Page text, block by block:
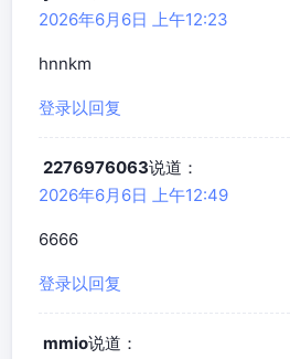
2026年6月6日 上午12:23
hnnkm
登录以回复
2276976063说道：
2026年6月6日 上午12:49
6666
登录以回复
mmio说道：